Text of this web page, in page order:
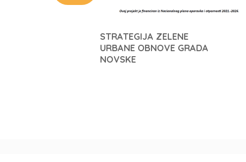
STRATEGIJA ZELENE
URBANE OBNOVE GRADA
NOVSKE